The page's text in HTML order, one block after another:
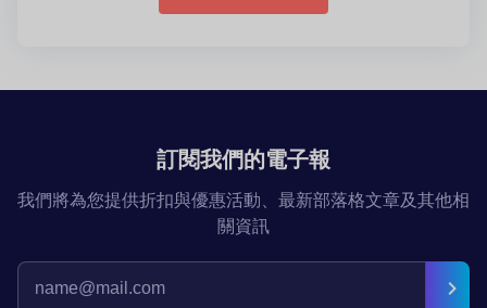
訂閱我們的電子報
我們將為您提供折扣與優惠活動、最新部落格文章及其他相
關資訊